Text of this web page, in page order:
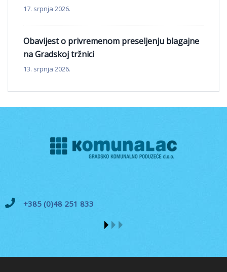
17. srpnja 2026.
Obavijest o privremenom preseljenju blagajne
na Gradskoj tržnici
13. srpnja 2026.
+385 (0)48 251 833